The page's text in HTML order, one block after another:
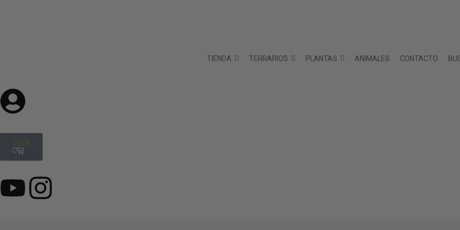
TIENDA TERRARIOS PLANTAS ANIMALES CONTACTO
0,00€
0